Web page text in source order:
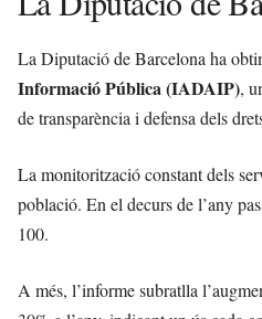
La Diputació de Barcelona ha
Informació Pública (IADAIP),
de transparència i defensa dels
La monitorització constant dels
població. En el decurs de l’any
100.
A més, l’informe subratlla